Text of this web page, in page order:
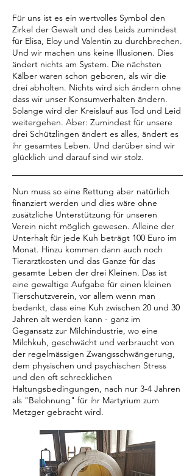
Für uns ist es ein wertvolles Symbol den
Zirkel der Gewalt und des Leids zumindest
für Elisa, Eloy und Valentin zu durchbrechen.
Und wir machen uns keine Illusionen. Dies
ändert nichts am System. Die nächsten
Kälber waren schon geboren, als wir die
drei abholten. Nichts wird sich ändern ohne
dass wir unser Konsumverhalten ändern.
Solange wird der Kreislauf aus Tod und Leid
weitergehen. Aber: Zumindest für unsere
drei Schützlingen ändert es alles, ändert es
ihr gesamtes Leben. Und darüber sind wir
glücklich und darauf sind wir stolz.
Nun muss so eine Rettung aber natürlich
finanziert werden und dies wäre ohne
zusätzliche Unterstützung für unseren
Verein nicht möglich gewesen. Alleine der
Unterhalt für jede Kuh beträgt 100 Euro im
Monat. Hinzu kommen dann auch noch
Tierarztkosten und das Ganze für das
gesamte Leben der drei Kleinen. Das ist
eine gewaltige Aufgabe für einen kleinen
Tierschutzverein, vor allem wenn man
bedenkt, dass eine Kuh zwischen 20 und 30
Jahren alt werden kann - ganz im
Gegansatz zur Milchindustrie, wo eine
Milchkuh, geschwächt und verbraucht von
der regelmässigen Zwangsschwängerung,
dem physischen und psychischen Stress
und den oft schrecklichen
Haltungsbedingungen, nach nur 3-4 Jahren
als "Belohnung" für ihr Martyrium zum
Metzger gebracht wird.